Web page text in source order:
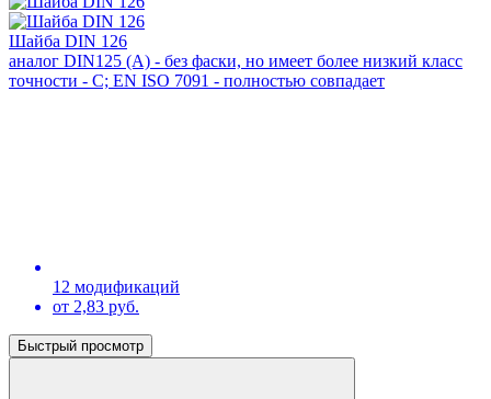
Шайба DIN 126
аналог DIN125 (А) - без фаски, но имеет более низкий класс
точности - С; EN ISO 7091 - полностью совпадает
12 модификаций
от 2,83 руб.
Быстрый просмотр